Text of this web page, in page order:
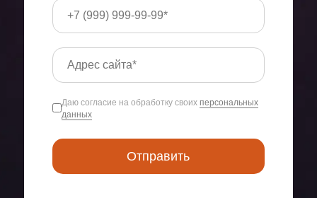
Даю согласие на обработку своих персональных
данных